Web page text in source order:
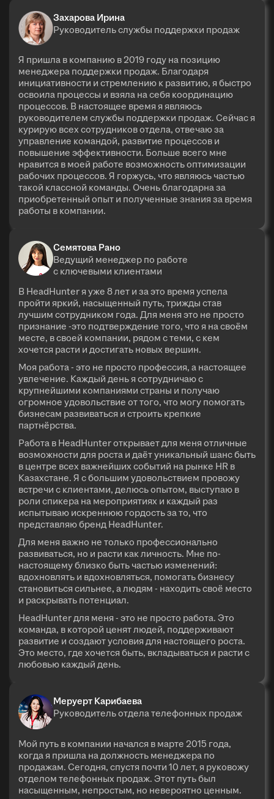
Захарова Ирина
Руководитель службы поддержки продаж
Я пришла в компанию в 2019 году на позицию
менеджера поддержки продаж. Благодаря
инициативности и стремлению к развитию, я быстро
освоила процессы и взяла на себя координацию
процессов. В настоящее время я являюсь
руководителем службы поддержки продаж. Сейчас я
курирую всех сотрудников отдела, отвечаю за
управление командой, развитие процессов и
повышение эффективности. Больше всего мне
нравится в моей работе возможность оптимизации
рабочих процессов. Я горжусь, что являюсь частью
такой классной команды. Очень благодарна за
приобретенный опыт и полученные знания за время
работы в компании.
Семятова Рано
Ведущий менеджер по работе
с ключевыми клиентами
В HeadHunter я уже 8 лет и за это время успела
пройти яркий, насыщенный путь, трижды став
лучшим сотрудником года. Для меня это не просто
признание -это подтверждение того, что я на своём
месте, в своей компании, рядом с теми, с кем
хочется расти и достигать новых вершин.
Моя работа - это не просто профессия, а настоящее
увлечение. Каждый день я сотрудничаю с
крупнейшими компаниями страны и получаю
огромное удовольствие от того, что могу помогать
бизнесам развиваться и строить крепкие
партнёрства.
Работа в HeadHunter открывает для меня отличные
возможности для роста и даёт уникальный шанс быть
в центре всех важнейших событий на рынке HR в
Казахстане. Я с большим удовольствием провожу
встречи с клиентами, делюсь опытом, выступаю в
роли спикера на мероприятиях и каждый раз
испытываю искреннюю гордость за то, что
представляю бренд HeadHunter.
Для меня важно не только профессионально
развиваться, но и расти как личность. Мне по-
настоящему близко быть частью изменений:
вдохновлять и вдохновляться, помогать бизнесу
становиться сильнее, а людям - находить своё место
и раскрывать потенциал.
HeadHunter для меня - это не просто работа. Это
команда, в которой ценят людей, поддерживают
развитие и создают условия для настоящего роста.
Это место, где хочется быть, вкладываться и расти с
любовью каждый день.
Меруерт Карибаева
Руководитель отдела телефонных продаж
Мой путь в компании начался в марте 2015 года,
когда я пришла на должность менеджера по
продажам. Сегодня, спустя почти 10 лет, я руковожу
отделом телефонных продаж. Этот путь был
насыщенным, непростым, но невероятно ценным.